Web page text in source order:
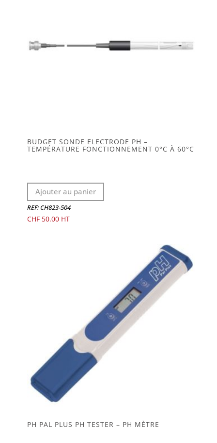
BUDGET SONDE ELECTRODE PH –
TEMPÉRATURE FONCTIONNEMENT 0°C À 60°C
Ajouter au panier
REF: CH823-504
CHF50.00
PH PAL PLUS PH TESTER – PH MÈTRE